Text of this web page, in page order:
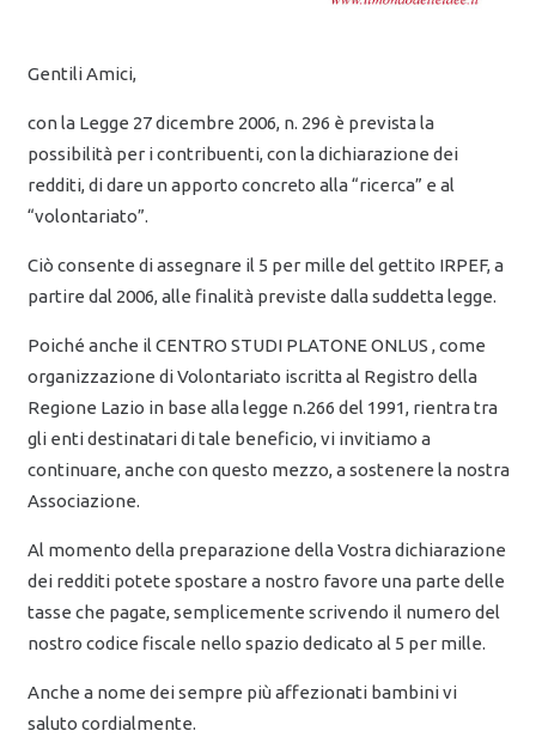
Gentili Amici,
con la Legge 27 dicembre 2006, n. 296 è prevista la
possibilità per i contribuenti, con la dichiarazione dei
redditi, di dare un apporto concreto alla “ricerca” e al
“volontariato”.
Ciò consente di assegnare il 5 per mille del gettito IRPEF, a
partire dal 2006, alle finalità previste dalla suddetta legge.
Poiché anche il CENTRO STUDI PLATONE ONLUS , come
organizzazione di Volontariato iscritta al Registro della
Regione Lazio in base alla legge n.266 del 1991, rientra tra
gli enti destinatari di tale beneficio, vi invitiamo a
continuare, anche con questo mezzo, a sostenere la nostra
Associazione.
Al momento della preparazione della Vostra dichiarazione
dei redditi potete spostare a nostro favore una parte delle
tasse che pagate, semplicemente scrivendo il numero del
nostro codice fiscale nello spazio dedicato al 5 per mille.
Anche a nome dei sempre più affezionati bambini vi
saluto cordialmente.